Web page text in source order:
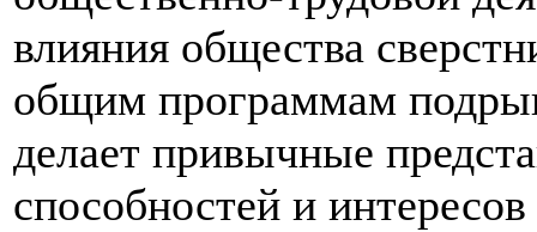
влияния общества
общим программам
делает привычные
способностей и